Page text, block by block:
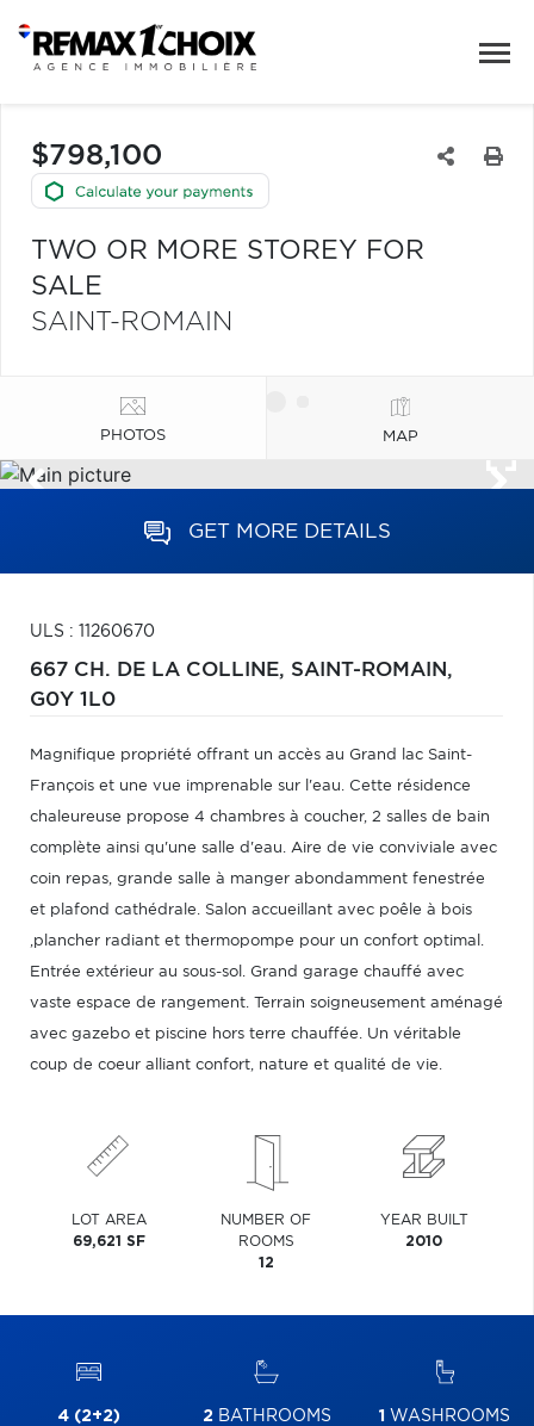
$798,100
TWO OR MORE STOREY FOR
SALE
SAINT-ROMAIN
PHOTOS MAP
GET MORE DETAILS
ULS : 11260670
667 CH. DE LA COLLINE, SAINT-ROMAIN,
G0Y 1L0
Magnifique propriété offrant un accès au Grand lac Saint-
François et une vue imprenable sur l'eau. Cette résidence
chaleureuse propose 4 chambres à coucher, 2 salles de bain
complète ainsi qu'une salle d'eau. Aire de vie conviviale avec
coin repas, grande salle à manger abondamment fenestrée
et plafond cathédrale. Salon accueillant avec poêle à bois
,plancher radiant et thermopompe pour un confort optimal.
Entrée extérieur au sous-sol. Grand garage chauffé avec
vaste espace de rangement. Terrain soigneusement aménagé
avec gazebo et piscine hors terre chauffée. Un véritable
coup de coeur alliant confort, nature et qualité de vie.
LOT AREA
69,621 SF
NUMBER OF
ROOMS
12
YEAR BUILT
2010
4 (2+2)
2BATHROOMS 1 WASHROOMS